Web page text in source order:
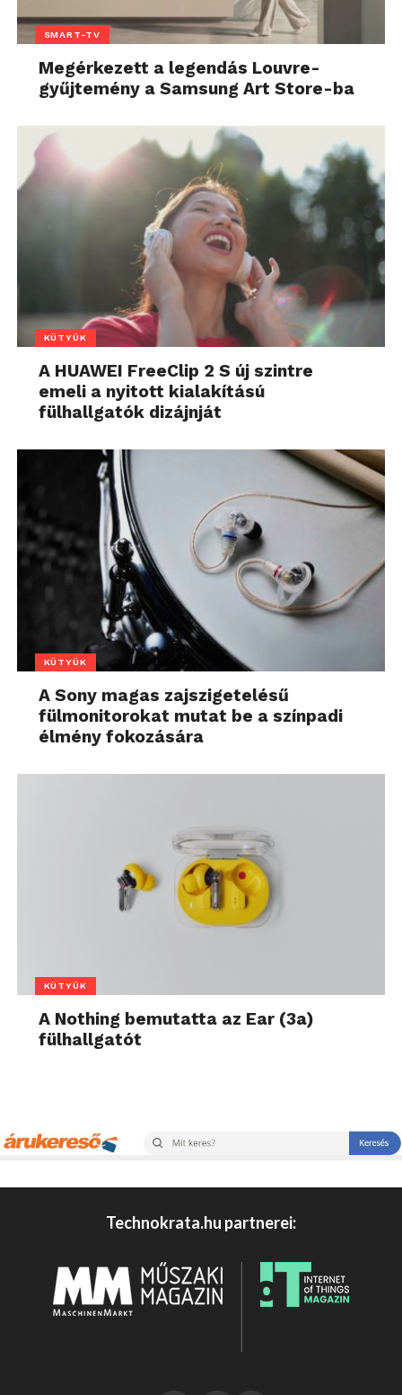
SMART-TV
Megérkezett a legendás Louvre-
gyűjtemény a Samsung Art Store-ba
KÜTYÜK
A HUAWEI FreeClip 2 S új szintre
emeli a nyitott kialakítású
fülhallgatók dizájnját
KÜTYÜK
A Sony magas zajszigetelésű
fülmonitorokat mutat be a színpadi
élmény fokozására
KÜTYÜK
A Nothing bemutatta az Ear (3a)
fülhallgatót
Technokrata.hu partnerei: